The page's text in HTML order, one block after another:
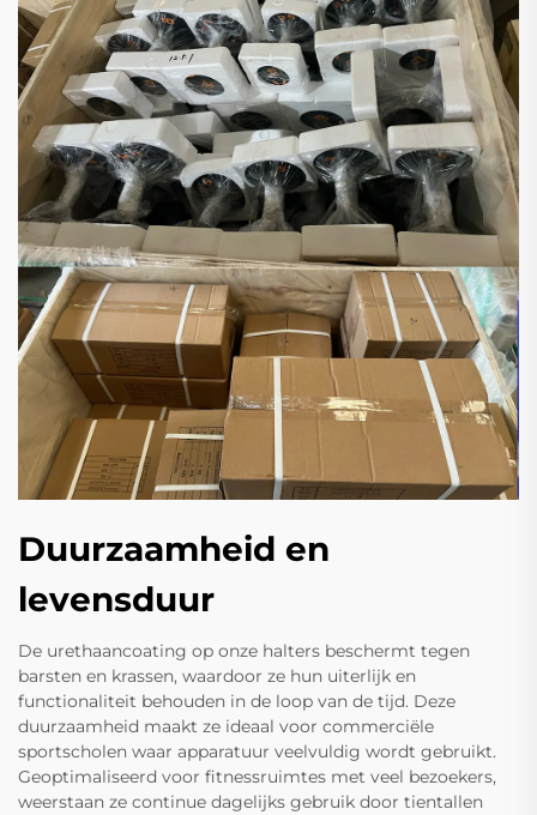
Duurzaamheid en
levensduur
De urethaancoating op onze halters beschermt tegen
barsten en krassen, waardoor ze hun uiterlijk en
functionaliteit behouden in de loop van de tijd. Deze
duurzaamheid maakt ze ideaal voor commerciële
sportscholen waar apparatuur veelvuldig wordt gebruikt.
Geoptimaliseerd voor fitnessruimtes met veel bezoekers,
weerstaan ze continue dagelijks gebruik door tientallen